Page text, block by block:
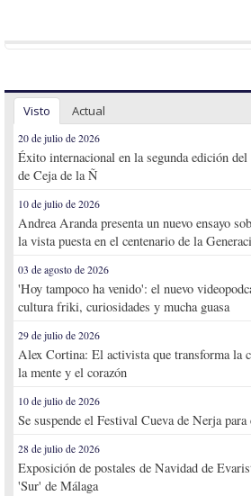
Visto Actual
20 de julio de 2026
Éxito internacional en la segunda edición
de Ceja de la Ñ
10 de julio de 2026
Andrea Aranda presenta un nuevo ensayo
la vista puesta en el centenario de la
03 de agosto de 2026
'Hoy tampoco ha venido': el nuevo
cultura friki, curiosidades y mucha guasa
29 de julio de 2026
Alex Cortina: El activista que transforma la
la mente y el corazón
10 de julio de 2026
Se suspende el Festival Cueva de Nerja para
28 de julio de 2026
Exposición de postales de Navidad de
'Sur' de Málaga